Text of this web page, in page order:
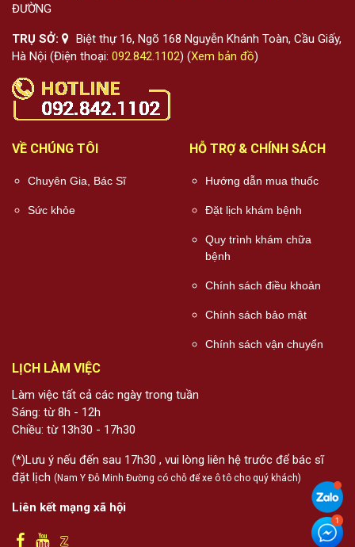
ĐƯỜNG
TRỤ SỞ:
Biệt thự 16, Ngõ 168 Nguyễn Khánh Toàn, Cầu Giấy,
Hà Nội (Điện thoại: 092.842.1102) (Xem bản đồ)
VỀ CHÚNG TÔI
Chuyên Gia, Bác Sĩ
Sức khỏe
HỖ TRỢ & CHÍNH SÁCH
Hướng dẫn mua thuốc
Đặt lịch khám bệnh
Quy trình khám chữa
bệnh
Chính sách điều khoản
Chính sách bảo mật
Chính sách vận chuyển
LỊCH LÀM VIỆC
Làm việc tất cả các ngày trong tuần
Sáng: từ 8h - 12h
Chiều: từ 13h30 - 17h30
(*)Lưu ý nếu đến sau 17h30 , vui lòng liên hệ trước để bác sĩ
đặt lịch (Nam Y Đỗ Minh Đường có chỗ để xe ô tô cho quý khách)
Liên kết mạng xã hội